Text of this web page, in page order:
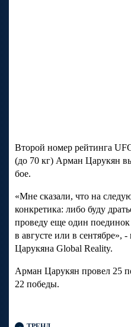
Второй номер рейтинга
(до 70 кг) Арман Царукян
бое.
«Мне сказали, что на
конкретика: либо буду
проведу еще один поединок
в августе или в сентябре»,
Царукяна Global Reality.
Арман Царукян провел 25
22 победы.